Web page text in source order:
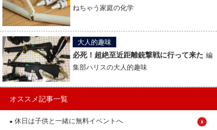
ねちゃう家庭の化学
大人的趣味
必死！超絶至近距離銃撃戦に行って来た 編
集部ハリスの大人的趣味
オススメ記事一覧
■ 休日は子供と一緒に無料イベントへ